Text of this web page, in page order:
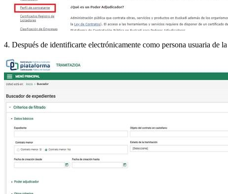
4. Después de identificarte electrónicamente como persona usuaria de